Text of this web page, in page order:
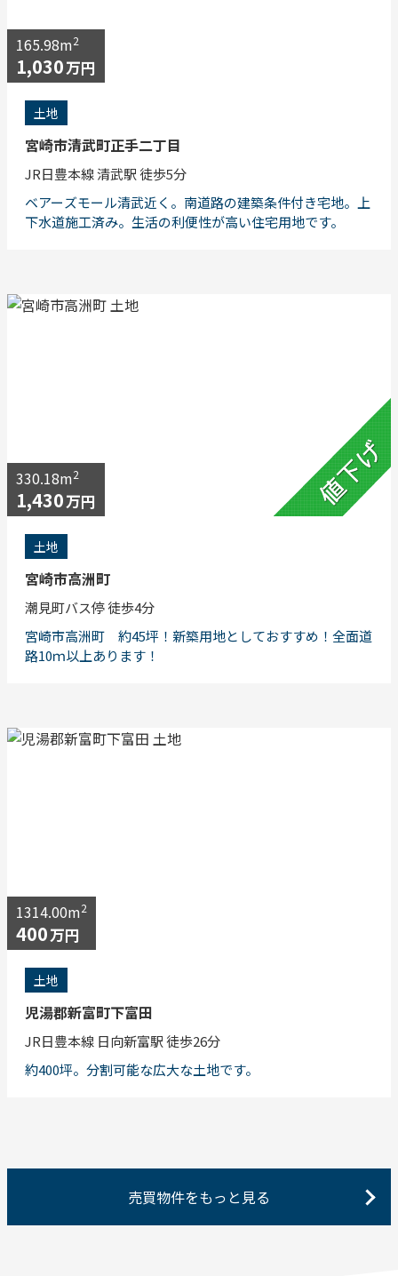
165.98m2
1,030万円
土地
宮崎市清武町正手二丁目
JR日豊本線 清武駅 徒歩5分
ベアーズモール清武近く。南道路の建築条件付き宅地。上
下水道施工済み。生活の利便性が高い住宅用地です。
330.18m2
1,430万円
土地
宮崎市高洲町
潮見町バス停 徒歩4分
宮崎市高洲町 約45坪！新築用地としておすすめ！全面道
路10ｍ以上あります！
1314.00m2
400万円
土地
児湯郡新富町下富田
JR日豊本線 日向新富駅 徒歩26分
約400坪。分割可能な広大な土地です。
売買物件をもっと見る